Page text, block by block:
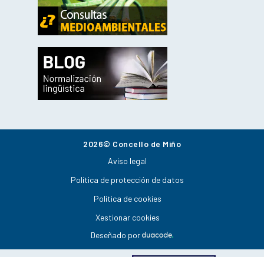
2026© Concello de Miño
Aviso legal
Política de protección de datos
Política de cookies
Xestionar cookies
Deseñado por